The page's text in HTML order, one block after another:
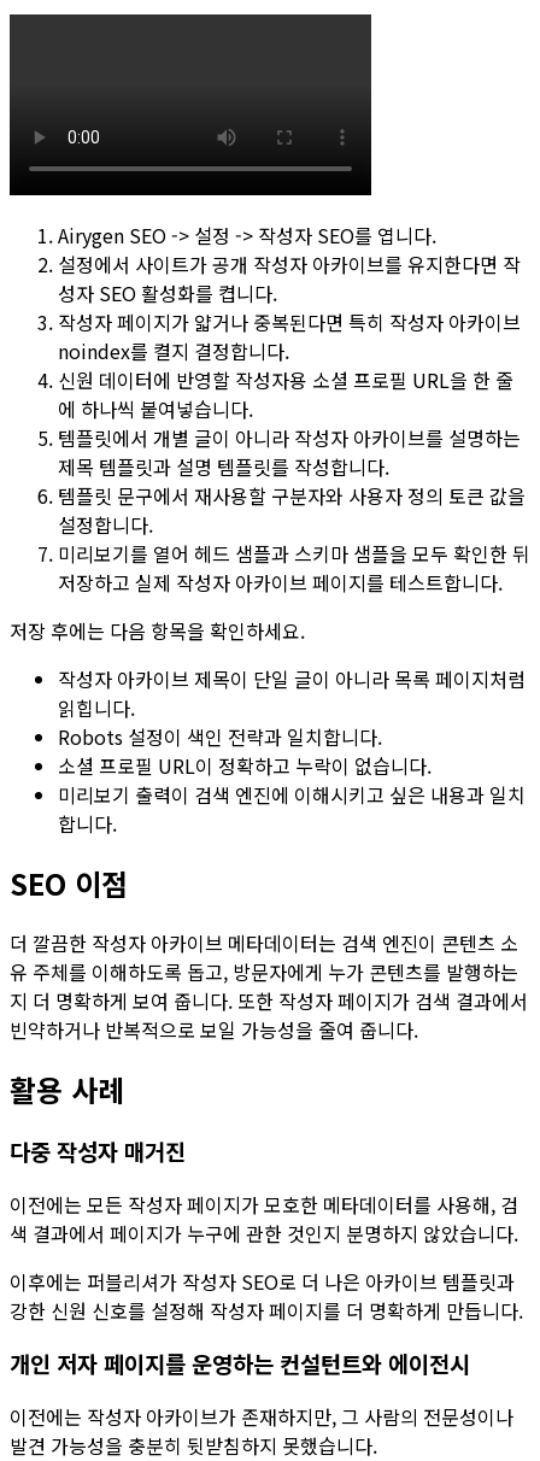
Airygen SEO -> 설정 -> 작성자 SEO를 엽니다.
설정에서 사이트가 공개 작성자 아카이브를 유지한다면 작
성자 SEO 활성화를 켭니다.
작성자 페이지가 얇거나 중복된다면 특히 작성자 아카이브
noindex를 켤지 결정합니다.
신원 데이터에 반영할 작성자용 소셜 프로필 URL을 한 줄
에 하나씩 붙여넣습니다.
템플릿에서 개별 글이 아니라 작성자 아카이브를 설명하는
제목 템플릿과 설명 템플릿를 작성합니다.
템플릿 문구에서 재사용할 구분자와 사용자 정의 토큰 값을
설정합니다.
미리보기를 열어 헤드 샘플과스키마 샘플을 모두 확인한 뒤
저장하고 실제 작성자 아카이브 페이지를 테스트합니다.
저장 후에는 다음 항목을 확인하세요.
작성자 아카이브 제목이 단일 글이 아니라 목록 페이지처럼
읽힙니다.
Robots 설정이 색인 전략과 일치합니다.
소셜 프로필 URL이 정확하고 누락이 없습니다.
미리보기 출력이 검색 엔진에 이해시키고 싶은 내용과 일치
합니다.
SEO 이점
더 깔끔한 작성자 아카이브 메타데이터는 검색 엔진이 콘텐츠 소
유 주체를 이해하도록 돕고, 방문자에게 누가 콘텐츠를 발행하는
지 더 명확하게 보여 줍니다. 또한 작성자 페이지가 검색 결과에서
빈약하거나 반복적으로 보일 가능성을 줄여 줍니다.
활용 사례
다중 작성자 매거진
이전에는 모든 작성자 페이지가 모호한 메타데이터를 사용해, 검
색 결과에서 페이지가 누구에 관한 것인지 분명하지 않았습니다.
이후에는 퍼블리셔가 작성자 SEO로 더 나은 아카이브 템플릿과
강한 신원 신호를 설정해 작성자 페이지를 더 명확하게 만듭니다.
개인 저자 페이지를 운영하는 컨설턴트와 에이전시
이전에는 작성자 아카이브가 존재하지만, 그 사람의 전문성이나
발견 가능성을 충분히 뒷받침하지 못했습니다.